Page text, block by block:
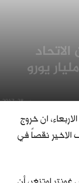
الاوربي سيكلف الاخير 10 مليار يورو
يونيو 28, 2017
ان خروج
الاخير نقصاً في